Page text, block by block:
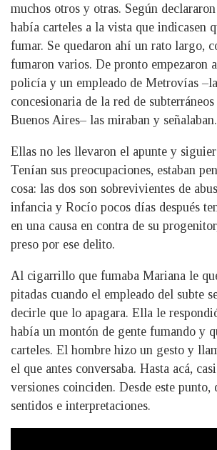
muchos otros y otras. Según
había carteles a la vista que indicasen
fumar. Se quedaron ahí un rato largo,
fumaron varios. De pronto empezaron
policía y un empleado de Metrovías
concesionaria de la red de
Buenos Aires– las miraban y señalaban.
Ellas no les llevaron el apunte y
Tenían sus preocupaciones, estaban
cosa: las dos son sobrevivientes de
infancia y Rocío pocos días después
en una causa en contra de su
preso por ese delito.
Al cigarrillo que fumaba Mariana le
pitadas cuando el empleado del subte
decirle que lo apagara. Ella le
había un montón de gente fumando y
carteles. El hombre hizo un gesto y
el que antes conversaba. Hasta acá,
versiones coinciden. Desde este punto,
sentidos e interpretaciones.